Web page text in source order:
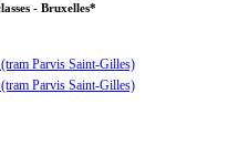
- Bruxelles*
Parvis Saint-Gilles)
Parvis Saint-Gilles)